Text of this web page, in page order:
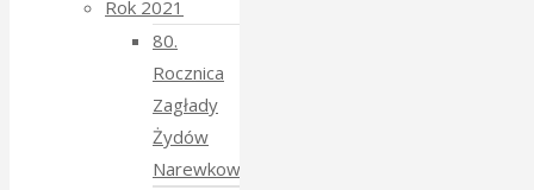
Rok 2021
80.
Rocznica
Zagłady
Żydów
Narewkowskich